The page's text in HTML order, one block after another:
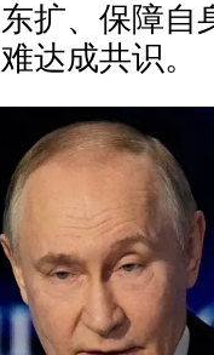
扩、保障自
达成共识。